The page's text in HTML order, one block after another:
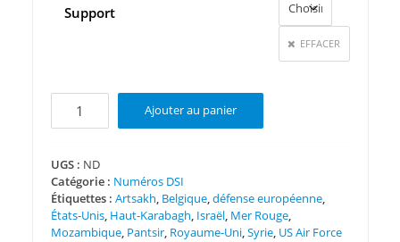
Support
EFFACER
quantité
N°
151
Ajouter au panier
UGS : ND
Catégorie : Numéros DSI
Étiquettes : Artsakh, Belgique,défense européenne,
États-Unis, Haut-Karabagh, Israël, Mer Rouge,
Mozambique, Pantsir, Royaume-Uni,Syrie, US Air Force